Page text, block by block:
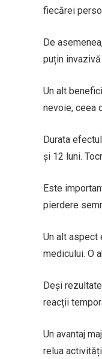
fiecărei
De
puțin
Un alt
nevoie, ceea
Durata
și 12 luni.
Este
pierdere
Un alt
medicului. O
Deși
reacții
Un avantaj
relua